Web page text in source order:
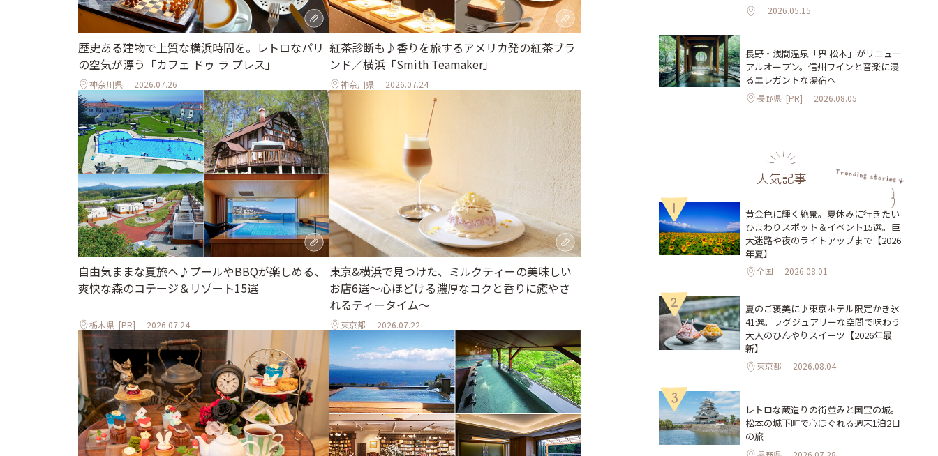
歴史ある建物で上質な横浜時間を。レトロなパリ
の空気が漂う「カフェ ドゥ ラ プレス」
神奈川県 2026.07.26
紅茶診断も♪香りを旅するアメリカ発の紅茶ブラ
ンド／横浜「Smith Teamaker」
神奈川県 2026.07.24
自由気ままな夏旅へ♪プールやBBQが楽しめる、
爽快な森のコテージ＆リゾート15選
栃木県 [PR] 2026.07.24
東京&横浜で見つけた、ミルクティーの美味しい
お店6選～心ほどける濃厚なコクと香りに癒やさ
れるティータイム～
東京都 2026.07.22
2026.05.15
長野・浅間温泉「界 松本」がリニュー
アルオープン。信州ワインと音楽に浸
るエレガントな湯宿へ
長野県 [PR] 2026.08.05
人気記事
1
黄金色に輝く絶景。夏休みに行きたい
ひまわりスポット＆イベント15選。巨
大迷路や夜のライトアップまで【2026
年夏】
全国 2026.08.01
2
夏のご褒美に♪東京ホテル限定かき氷
41選。ラグジュアリーな空間で味わう
大人のひんやりスイーツ【2026年最
新】
東京都 2026.08.04
3
レトロな蔵造りの街並みと国宝の城。
松本の城下町で心ほぐれる週末1泊2日
の旅